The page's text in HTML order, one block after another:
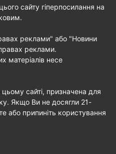
сайту гіперпосилання на
реклами" або "Новини
реклами.
матеріалів несе
сайті, призначена для
Якщо Ви не досягли 21-
або припиніть користування